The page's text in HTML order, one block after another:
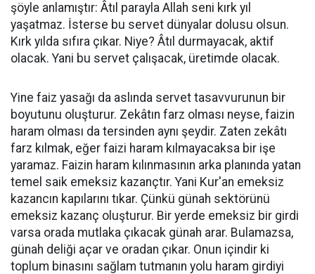
şöyle anlamıştır: Âtıl parayla Allah seni kırk yıl
yaşatmaz. İsterse bu servet dünyalar dolusu olsun.
Kırk yılda sıfıra çıkar. Niye? Âtıl durmayacak, aktif
olacak. Yani bu servet çalışacak, üretimde olacak.
Yine faiz yasağı da aslında servet tasavvurunun bir
boyutunu oluşturur. Zekâtın farz olması neyse, faizin
haram olması da tersinden aynı şeydir. Zaten zekâtı
farz kılmak, eğer faizi haram kılmayacaksa bir işe
yaramaz. Faizin haram kılınmasının arka planında yatan
temel saik emeksiz kazançtır. Yani Kur'an emeksiz
kazancın kapılarını tıkar. Çünkü günah sektörünü
emeksiz kazanç oluşturur. Bir yerde emeksiz bir girdi
varsa orada mutlaka çıkacak günah arar. Bulamazsa,
günah deliği açar ve oradan çıkar. Onun içindir ki
toplum binasını sağlam tutmanın yolu haram girdiyi